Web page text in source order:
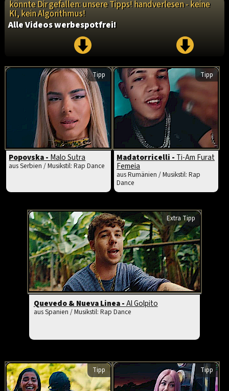
könnte Dir gefallen: unsere Tipps! handverlesen - keine
KI, kein Algorithmus!
Alle Videos werbespotfrei!
Tipp
Popovska - Malo Sutra
aus Serbien / Musikstil: Rap Dance
Tipp
Madatorricelli - Ti-Am Furat
Femeia
aus Rumänien / Musikstil: Rap
Dance
Extra Tipp
Quevedo & Nueva Linea -Al Golpito
aus Spanien / Musikstil: Rap Dance
Tipp Tipp